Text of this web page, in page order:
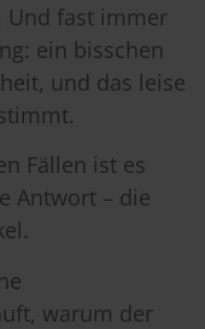
Und fast immer
ein bisschen
und das leise
Fällen ist es
Antwort – die
warum der